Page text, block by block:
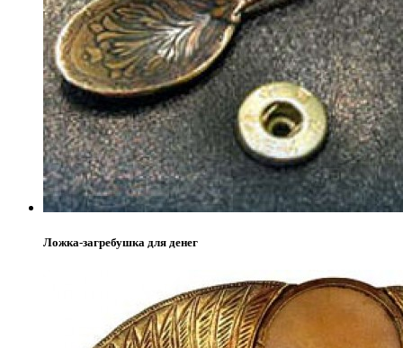
Ложка-загребушка для денег